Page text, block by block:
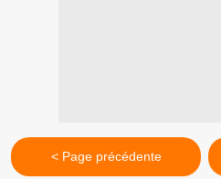
< Page précédente